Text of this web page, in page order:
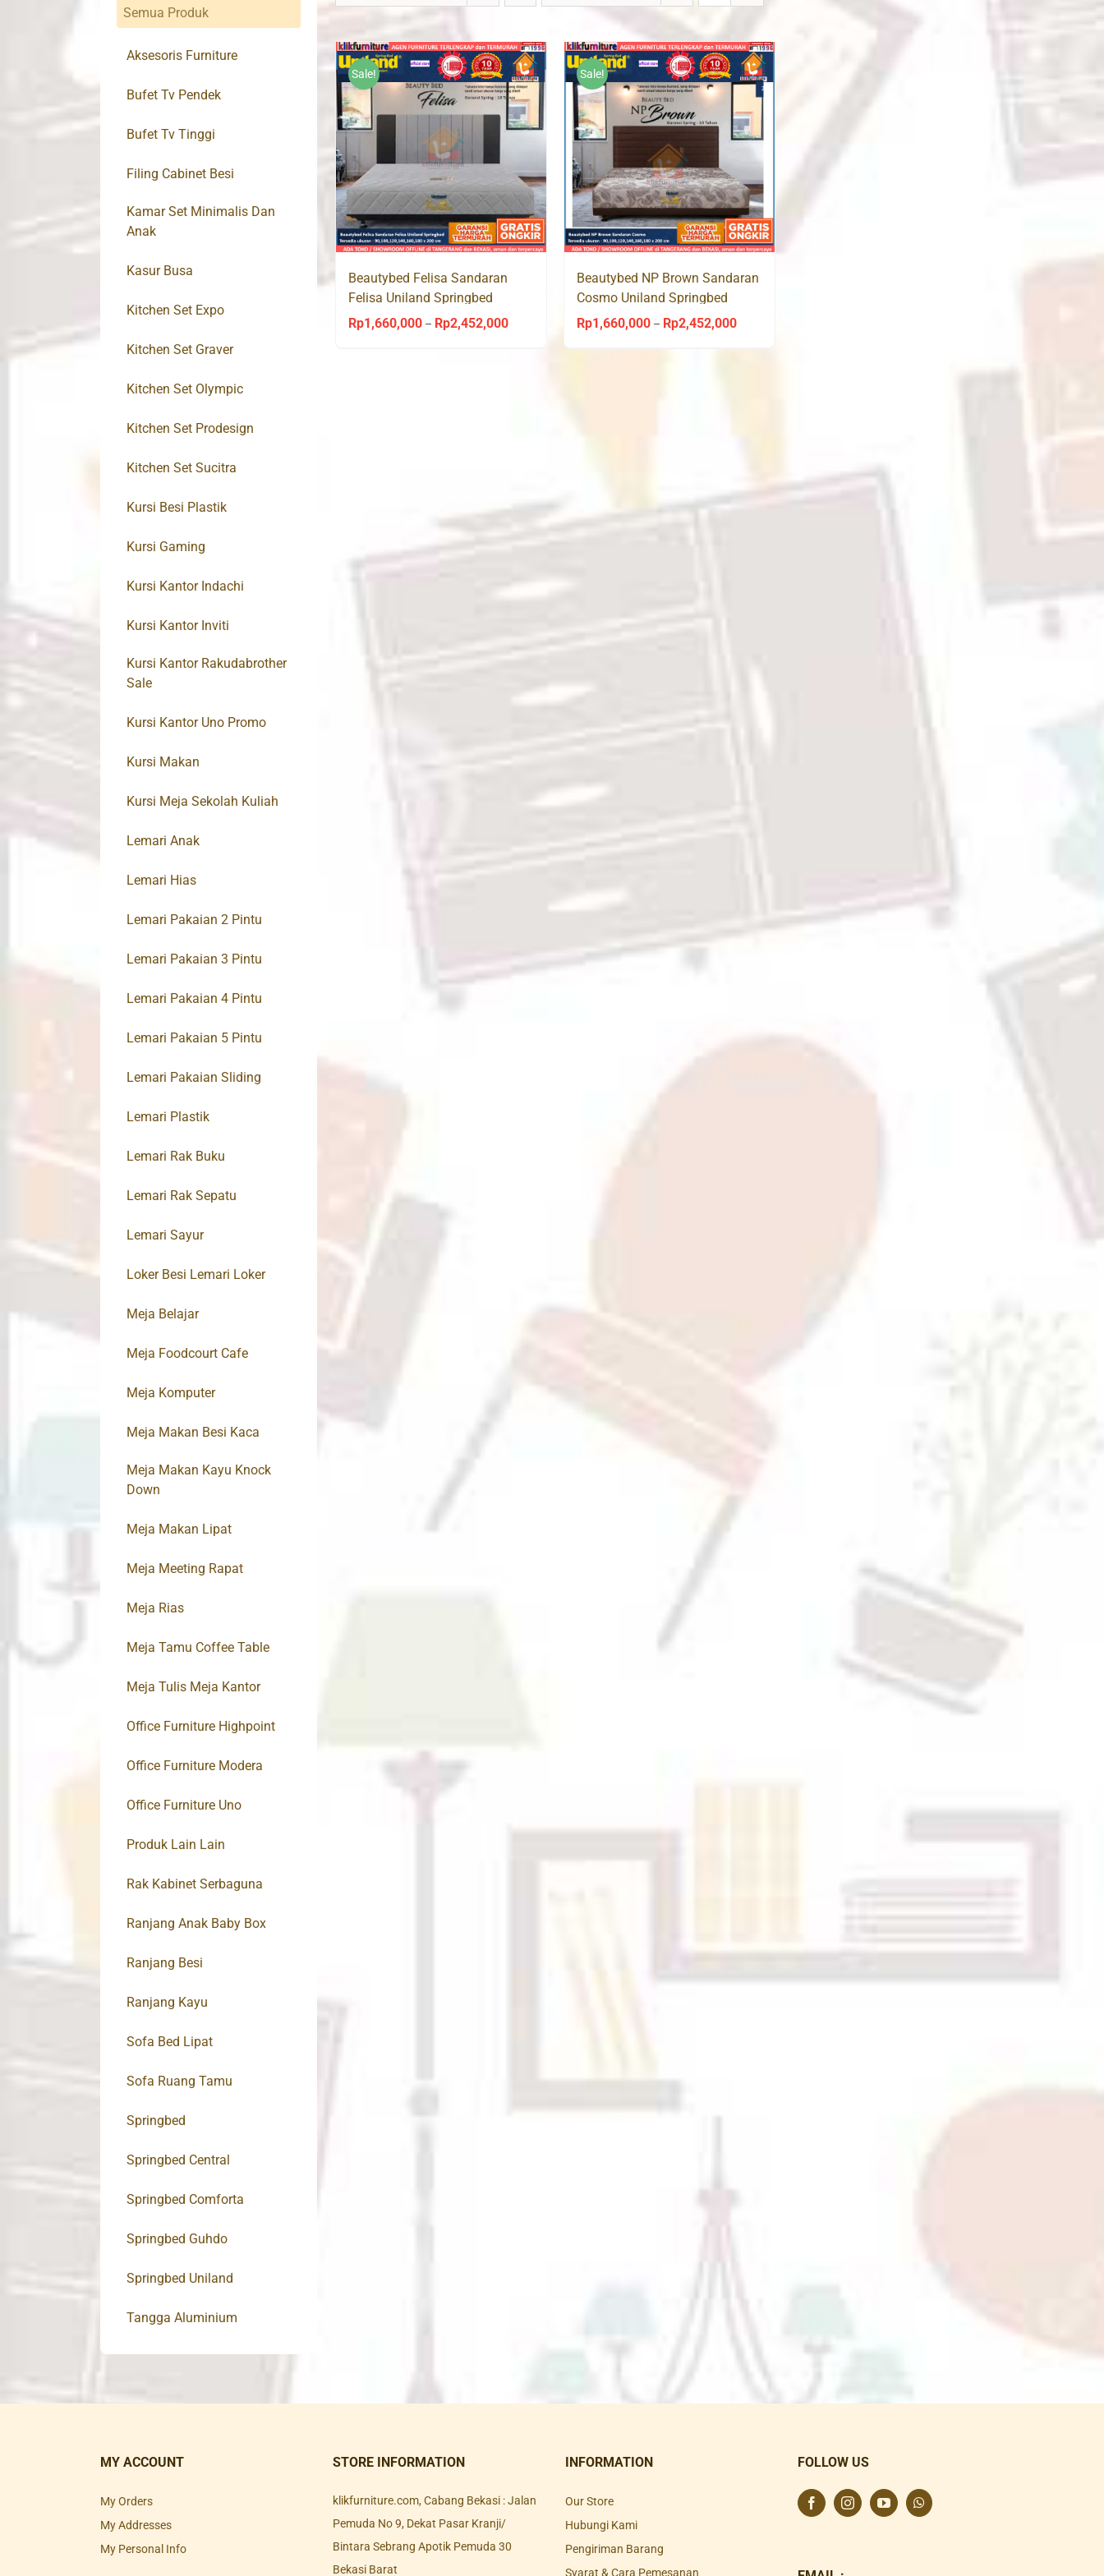
Sale!
Beautybed Felisa Sandaran
Felisa Uniland Springbed
Rp1,660,000 – Rp2,452,000Price
Sale!
Beautybed NP Brown Sandaran
Cosmo Uniland Springbed
Rp1,660,000 – Rp2,452,000Price
Semua Produk
Aksesoris Furniture
Bufet Tv Pendek
Bufet Tv Tinggi
Filing Cabinet Besi
Kamar Set Minimalis Dan
Anak
Kasur Busa
Kitchen Set Expo
Kitchen Set Graver
Kitchen Set Olympic
Kitchen Set Prodesign
Kitchen Set Sucitra
Kursi Besi Plastik
Kursi Gaming
Kursi Kantor Indachi
Kursi Kantor Inviti
Kursi Kantor Rakudabrother
Sale
Kursi Kantor Uno Promo
Kursi Makan
Kursi Meja Sekolah Kuliah
Lemari Anak
Lemari Hias
Lemari Pakaian 2 Pintu
Lemari Pakaian 3 Pintu
Lemari Pakaian 4 Pintu
Lemari Pakaian 5 Pintu
Lemari Pakaian Sliding
Lemari Plastik
Lemari Rak Buku
Lemari Rak Sepatu
Lemari Sayur
Loker Besi Lemari Loker
Meja Belajar
Meja Foodcourt Cafe
Meja Komputer
Meja Makan Besi Kaca
Meja Makan Kayu Knock
Down
Meja Makan Lipat
Meja Meeting Rapat
Meja Rias
Meja Tamu Coffee Table
Meja Tulis Meja Kantor
Office Furniture Highpoint
Office Furniture Modera
Office Furniture Uno
Produk Lain Lain
Rak Kabinet Serbaguna
Ranjang Anak Baby Box
Ranjang Besi
Ranjang Kayu
Sofa Bed Lipat
Sofa Ruang Tamu
Springbed
Springbed Central
Springbed Comforta
Springbed Guhdo
Springbed Uniland
Tangga Aluminium
MY ACCOUNT
My Orders
My Addresses
My Personal Info
STORE INFORMATION
klikfurniture.com, Cabang Bekasi : Jalan
Pemuda No 9, Dekat Pasar Kranji/
Bintara Sebrang Apotik Pemuda 30
Bekasi Barat
INFORMATION
Our Store
Hubungi Kami
Pengiriman Barang
Syarat & Cara Pemesanan
FOLLOW US